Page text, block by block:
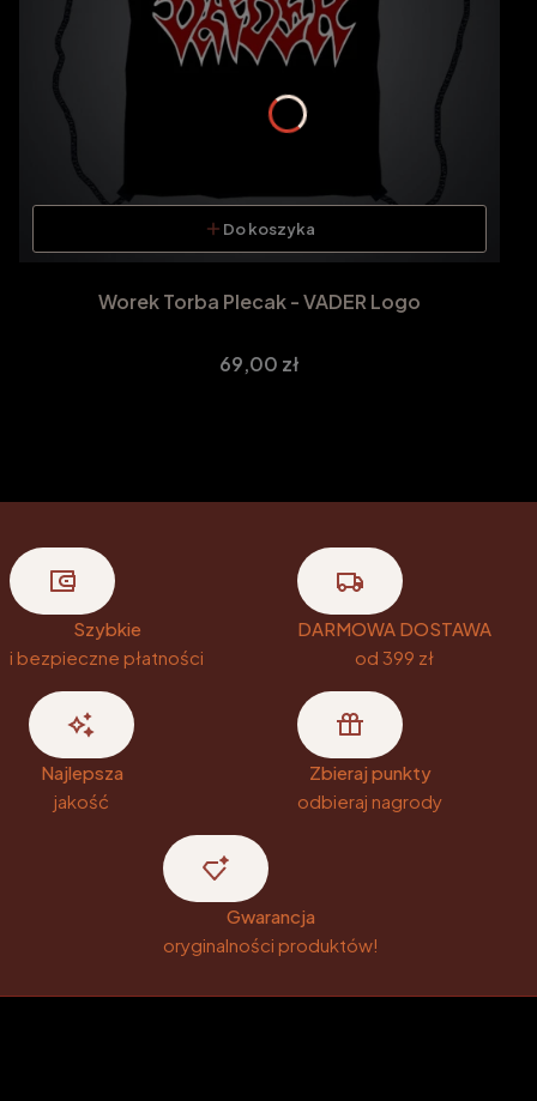
Do koszyka
Worek Torba Plecak - VADER Logo
Cena
69,00 zł
Szybkie
i bezpieczne płatności
DARMOWA DOSTAWA
od 399 zł
Najlepsza
jakość
Zbieraj punkty
odbieraj nagrody
Gwarancja
oryginalności produktów!